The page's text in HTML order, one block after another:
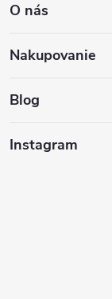
p
ä
O nás
Nakupovanie
Blog
Instagram